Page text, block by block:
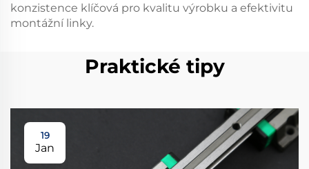
konzistence klíčová pro kvalitu výrobku a efektivitu
montážní linky.
Praktické tipy
19
Jan